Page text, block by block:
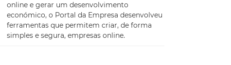
online e gerar um desenvolvimento
económico, o Portal da Empresa desenvolveu
ferramentas que permitem criar, de forma
simples e segura, empresas online.